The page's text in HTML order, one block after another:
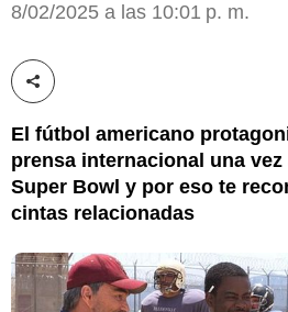
8/02/2025 a las 10:01 p. m.
Compartir esta noticia
El fútbol americano
prensa internacional una
Super Bowl y por eso te
cintas relacionadas